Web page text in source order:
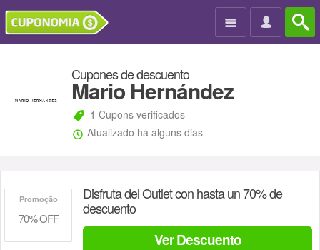

Cupones de descuento
Mario Hernández
1 Cupons verificados
Atualizado há alguns dias
Disfruta del Outlet con hasta un 70% de
descuento
Promoção
70% OFF
Ver Descuento